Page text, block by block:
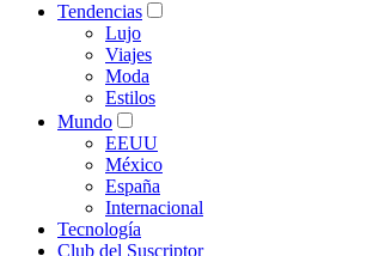
Tendencias
Lujo
Viajes
Moda
Estilos
Mundo
EEUU
México
España
Internacional
Tecnología
Club del Suscriptor